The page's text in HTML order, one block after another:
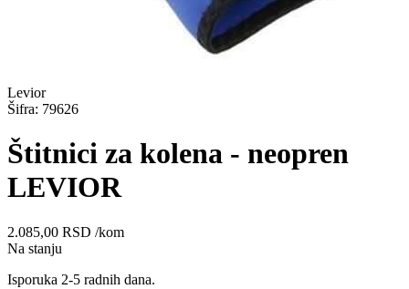
Levior
Šifra: 79626
Štitnici za kolena - neopren
LEVIOR
2.085,00 RSD /kom
Na stanju
Isporuka 2-5 radnih dana.